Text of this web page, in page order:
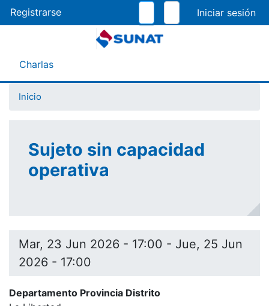
al
contenido
Registrarse
Menú Asistente
Charlas
Inicio
Sujeto sin capacidad
operativa
Mar, 23 Jun 2026 - 17:00 - Jue, 25 Jun
2026 - 17:00
Departamento Provincia Distrito